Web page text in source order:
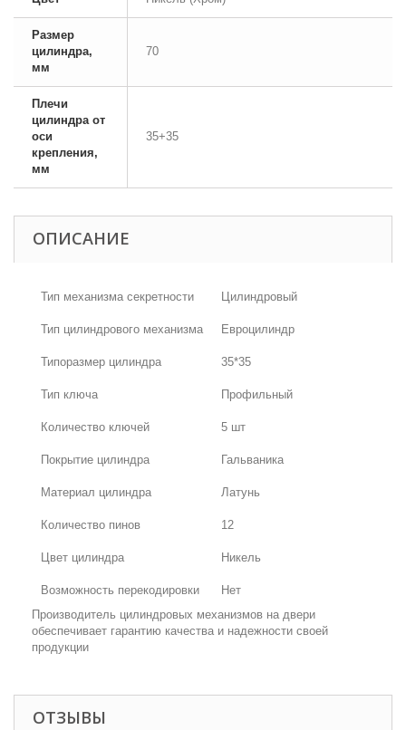
Размер
цилиндра,
мм
70
Плечи
цилиндра от
оси
крепления,
мм
35+35
ОПИСАНИЕ
Тип механизма секретности Цилиндровый
Тип цилиндрового механизма Евроцилиндр
Типоразмер цилиндра 35*35
Тип ключа Профильный
Количество ключей 5 шт
Покрытие цилиндра Гальваника
Материал цилиндра Латунь
Количество пинов 12
Цвет цилиндра Никель
Возможность перекодировки
Нет
Производитель цилиндровых механизмов на двери
обеспечивает гарантию качества и надежности своей
продукции
ОТЗЫВЫ